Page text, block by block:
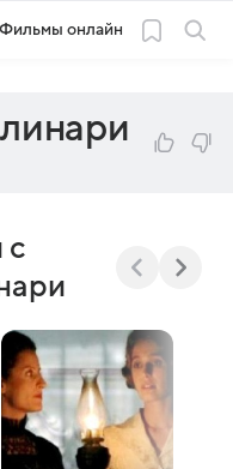
Фильмы онлайн
с